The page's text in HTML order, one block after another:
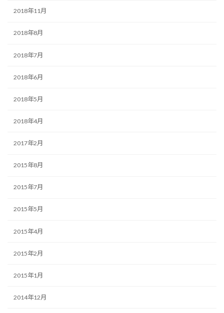
2018年11月
2018年8月
2018年7月
2018年6月
2018年5月
2018年4月
2017年2月
2015年8月
2015年7月
2015年5月
2015年4月
2015年2月
2015年1月
2014年12月